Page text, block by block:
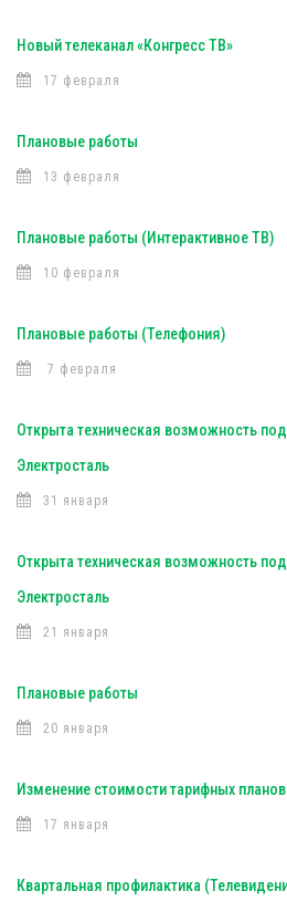
Новый телеканал «Конгресс ТВ»
17 февраля
Плановые работы
13 февраля
Плановые работы (Интерактивное ТВ)
10 февраля
Плановые работы (Телефония)
7 февраля
Открыта техническая возможность
Электросталь
31 января
Открыта техническая возможность
Электросталь
21 января
Плановые работы
20 января
Изменение стоимости тарифных планов
17 января
Квартальная профилактика